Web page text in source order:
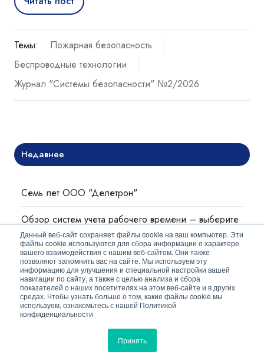
Данный веб-сайт сохраняет файлы cookie на ваш компьютер. Эти
файлы cookie используются для сбора информации о характере
вашего взаимодействия с нашим веб-сайтом. Они также
позволяют запомнить вас на сайте. Мы используем эту
информацию для улучшения и специальной настройки вашей
навигации по сайту, а также с целью анализа и сбора
показателей о наших посетителях на этом веб-сайте и в других
средах. Чтобы узнать больше о том, какие файлы cookie мы
используем, ознакомьтесь с нашей Политикой
конфиденциальности
Принять
Темы:
Пожарная безопасность
Беспроводные технологии
Журнал "Системы безопасности" №2/2026
Недавнее
Семь лет ООО "Делетрон"
Обзор систем учета рабочего времени – выберите
формат участия!
Как отделить зерна от плевел…
Темы